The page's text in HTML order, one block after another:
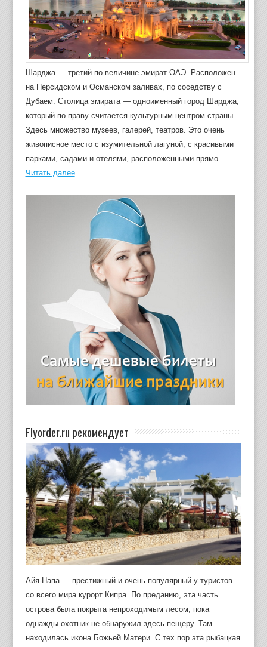
Шарджа — третий по величине эмират ОАЭ. Расположен
на Персидском и Османском заливах, по соседству с
Дубаем. Столица эмирата — одноименный город Шарджа,
который по праву считается культурным центром страны.
Здесь множество музеев, галерей, театров. Это очень
живописное место с изумительной лагуной, с красивыми
парками, садами и отелями, расположенными прямо…
Читать далее
Flyorder.ru рекомендует
Айя-Напа — престижный и очень популярный у туристов
со всего мира курорт Кипра. По преданию, эта часть
острова была покрыта непроходимым лесом, пока
однажды охотник не обнаружил здесь пещеру. Там
находилась икона Божьей Матери. С тех пор эта рыбацкая